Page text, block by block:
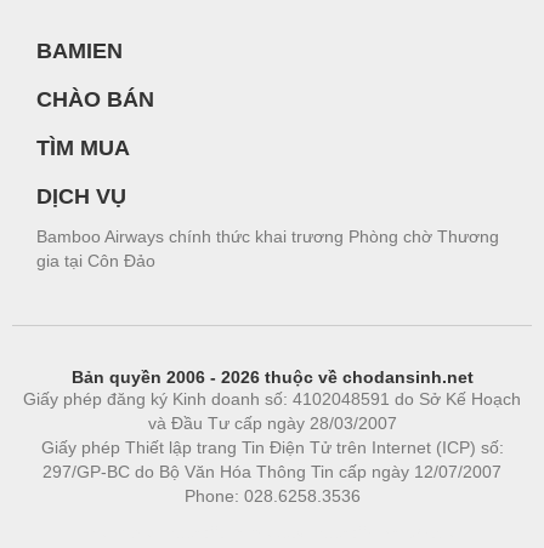
BAMIEN
CHÀO BÁN
TÌM MUA
DỊCH VỤ
Bamboo Airways chính thức khai trương Phòng chờ Thương
gia tại Côn Đảo
Bản quyền 2006 - 2026 thuộc về chodansinh.net
Giấy phép đăng ký Kinh doanh số: 4102048591 do Sở Kế Hoạch
và Đầu Tư cấp ngày 28/03/2007
Giấy phép Thiết lập trang Tin Điện Tử trên Internet (ICP) số:
297/GP-BC do Bộ Văn Hóa Thông Tin cấp ngày 12/07/2007
Phone: 028.6258.3536